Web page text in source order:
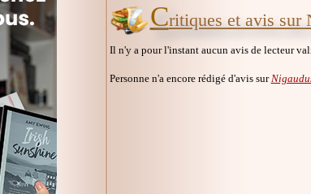
Critiques et avis sur
Il n'y a pour l'instant aucun avis de lecteur
Personne n'a encore rédigé d'avis sur